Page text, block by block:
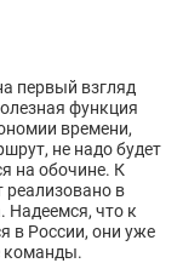
первый взгляд
функция
времени,
не надо будет
на обочине. К
реализовано в
Надеемся, что к
в России, они уже
команды.